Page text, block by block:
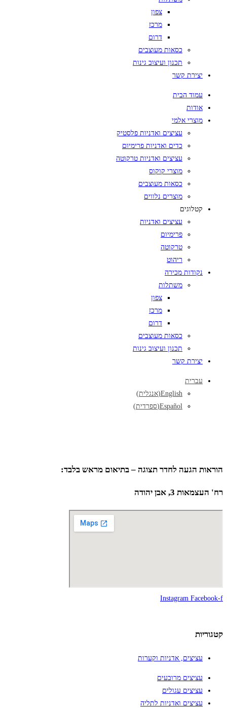
צפון
מרכז
דרום
כסאות מעוצבים
תכנון ועיצוב גינות
יצירת קשר
עמוד הבית
אודות
מוצרי אלמי
עציצים ואדניות פלסטיק
כדים ואדניות פרימיום
עציצים ואדניות טרקוטה
מוצרי קוקוס
כסאות מעוצבים
מוצרים נלווים
קטלוגים
עציצים ואדניות
פרימיום
טרקוטה
ריהוט
נקודות מכירה
משתלות
צפון
מרכז
דרום
כסאות מעוצבים
תכנון ועיצוב גינות
יצירת קשר
עברית
English
(אנגלית)
Español
(ספרדית)
הוראות הגעה לחדר תצוגה – בתיאום מראש בלבד:
רח' העצמאות 3, אבן יהודה
Instagram Facebook-f
קטגוריות
עציצים, אדניות וקערות
עציצים מרובעים
עציצים עגולים
עציצים ואדניות לתליה